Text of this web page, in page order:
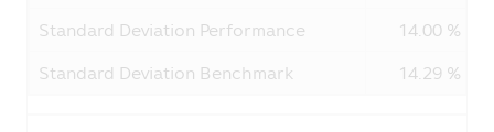
ว่าในเวลาและสถานการณ์ใด กรุณาแจ้งทางบริ
อนุญาตจากท่านหรือมีการละเมิดความปลอดภัย
Standard Deviation Performance
14.00 %
Standard Deviation Benchmark
14.29 %